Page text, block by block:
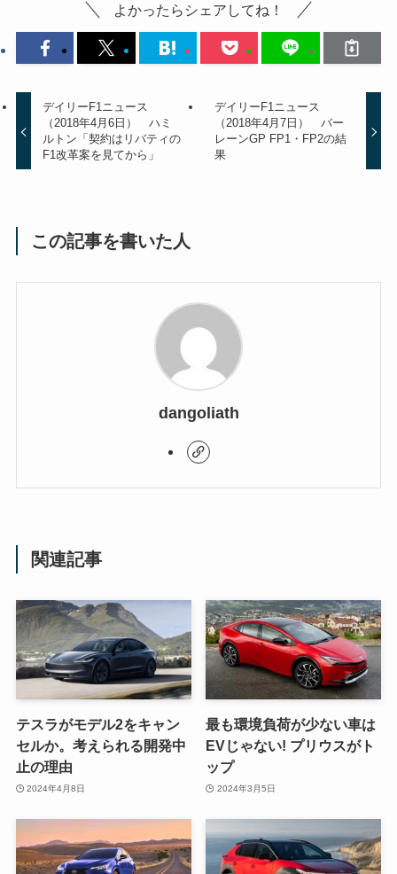
よかったらシェアしてね！
デイリーF1ニュース
（2018年4月6日） ハミ
ルトン「契約はリバティの
F1改革案を見てから」
デイリーF1ニュース
（2018年4月7日） バー
レーンGP FP1・FP2の結
果
この記事を書いた人
dangoliath
関連記事
テスラがモデル2をキャン
セルか。考えられる開発中
止の理由
2024年4月8日
最も環境負荷が少ない車は
EVじゃない! プリウスがト
ップ
2024年3月5日